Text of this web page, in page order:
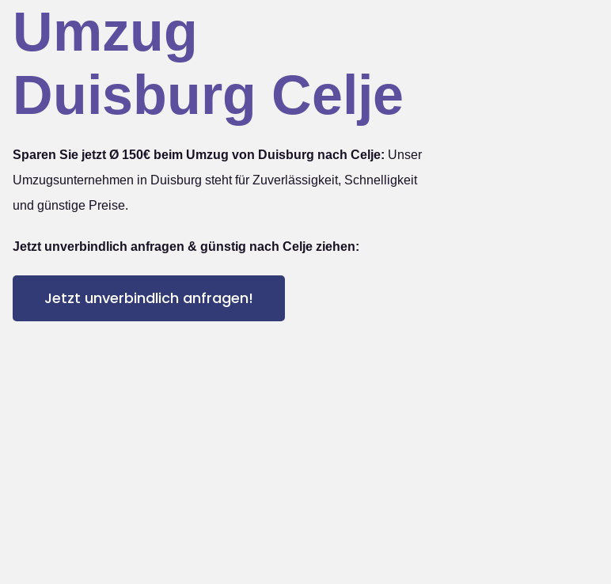
Umzug
Duisburg Celje
Sparen Sie jetzt Ø 150€ beim Umzug von Duisburg nach Celje: Unser
Umzugsunternehmen in Duisburg steht für Zuverlässigkeit, Schnelligkeit
und günstige Preise.
Jetzt unverbindlich anfragen & günstig nach Celje ziehen:
Jetzt unverbindlich anfragen!